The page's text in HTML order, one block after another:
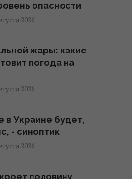
опасности
2026
жары: какие
погода на
2026
в Украине будет,
- синоптик
2026
половину